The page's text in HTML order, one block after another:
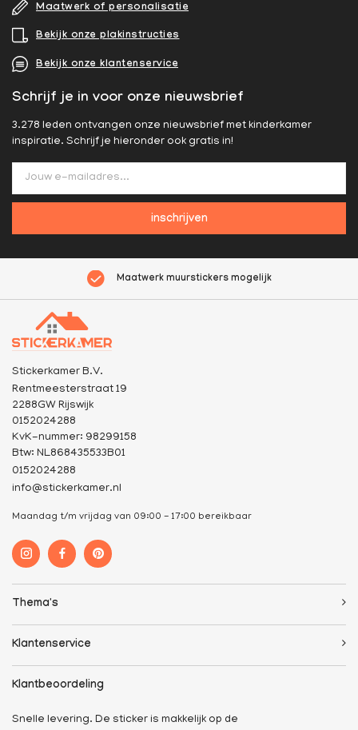
Maatwerk of personalisatie
Bekijk onze plakinstructies
Bekijk onze klantenservice
Schrijf je in voor onze nieuwsbrief
3.278 leden ontvangen onze nieuwsbrief met kinderkamer
inspiratie. Schrijf je hieronder ook gratis in!
inschrijven
Maatwerk muurstickers mogelijk
Stickerkamer B.V.
Rentmeesterstraat 19
2288GW Rijswijk
0152024288
KvK-nummer: 98299158
Btw: NL868435533B01
0152024288
info@stickerkamer.nl
Maandag t/m vrijdag van 09:00 - 17:00 bereikbaar
Thema's
Klantenservice
Klantbeoordeling
Snelle levering. De sticker is makkelijk op de